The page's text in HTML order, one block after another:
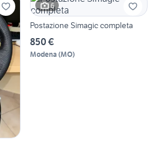
6
Postazione Simagic completa
850 €
Modena (MO)